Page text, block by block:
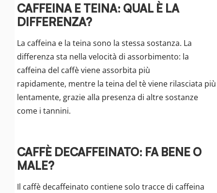
CAFFEINA E TEINA: QUAL È LA
DIFFERENZA?
La caffeina e la teina sono la stessa sostanza. La
differenza sta nella velocità di assorbimento: la
caffeina del caffè viene assorbita più
rapidamente, mentre la teina del tè viene rilasciata più
lentamente, grazie alla presenza di altre sostanze
come i tannini.
CAFFÈ DECAFFEINATO: FA BENE O
MALE?
Il caffè decaffeinato contiene solo tracce di caffeina